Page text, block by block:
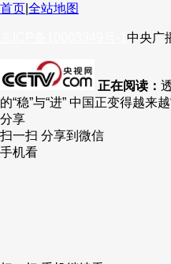
首页 全站地图
中央广
正在阅读：
的“稳”与“进” 中国正变得越来越
分享
扫一扫 分享到微信
手机看